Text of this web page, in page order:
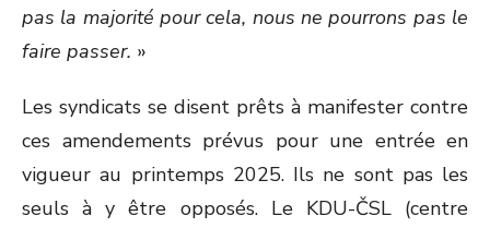
pas la majorité pour cela, nous ne pourrons pas le
faire passer. »
Les syndicats se disent prêts à manifester contre
ces amendements prévus pour une entrée en
vigueur au printemps 2025. Ils ne sont pas les
seuls à y être opposés. Le KDU-ČSL (centre